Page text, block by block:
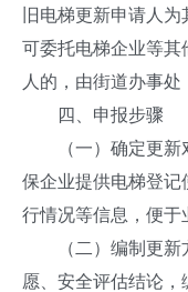
旧电梯更新申请人
可委托电梯企业等其
人的，由街道办事处
四、申报步骤
（一）确定更新
保企业提供电梯登记
行情况等信息，便于
（二）编制更新
愿、安全评估结论